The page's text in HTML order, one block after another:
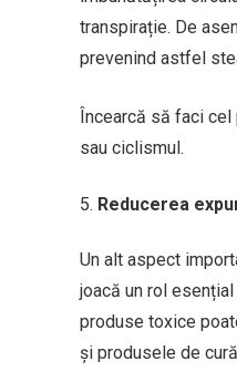
transpirație. De
prevenind astfel
Încearcă să faci cel
sau ciclismul.
Reducerea
Un alt aspect
joacă un rol
produse toxice
și produsele de